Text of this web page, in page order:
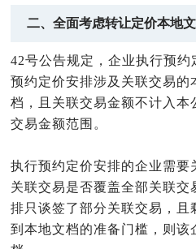
二、全面考虑转让定价本地
42号公告规定，企业执行预
预约定价安排涉及关联交易的
档，且关联交易金额不计入本
交易金额范围。
执行预约定价安排的企业需要
关联交易是否覆盖全部关联交
排只谈签了部分关联交易，且
到本地文档的准备门槛，则该